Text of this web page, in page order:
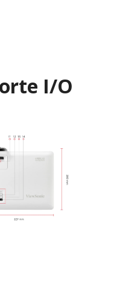
I/O​